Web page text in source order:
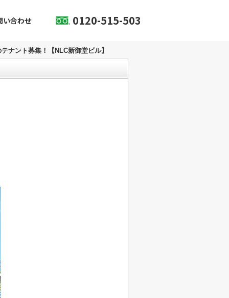
い合わせ 0120-515-503
ナント募集！【NLC新御堂ビル】